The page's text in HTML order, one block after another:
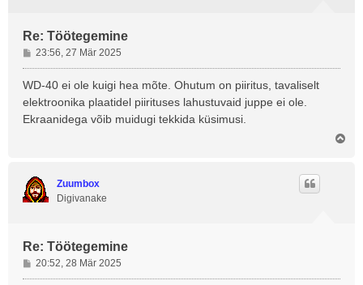
Re: Töötegemine
P
o
s
t
23:56, 27 Mär 2025
WD-40 ei ole kuigi hea mõte. Ohutum on piiritus, tavaliselt
elektroonika plaatidel piirituses lahustuvaid juppe ei ole.
Ekraanidega võib muidugi tekkida küsimusi.
Zuumbox
Digivanake
Re: Töötegemine
P
o
20:52, 28 Mär 2025